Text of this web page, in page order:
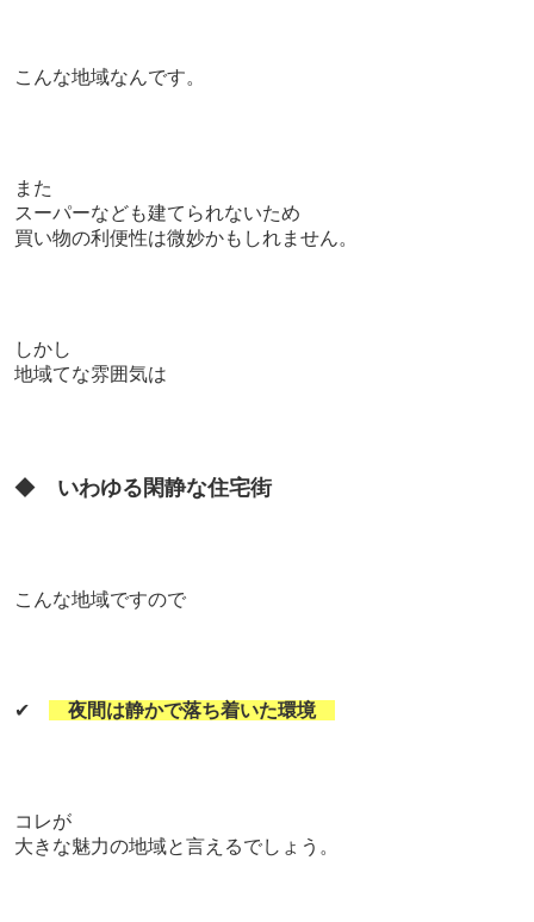
こんな地域なんです。
また
スーパーなども建てられないため
買い物の利便性は微妙かもしれません。
しかし
地域てな雰囲気は
◆ いわゆる閑静な住宅街
こんな地域ですので
✔ 夜間は静かで落ち着いた環境
コレが
大きな魅力の地域と言えるでしょう。